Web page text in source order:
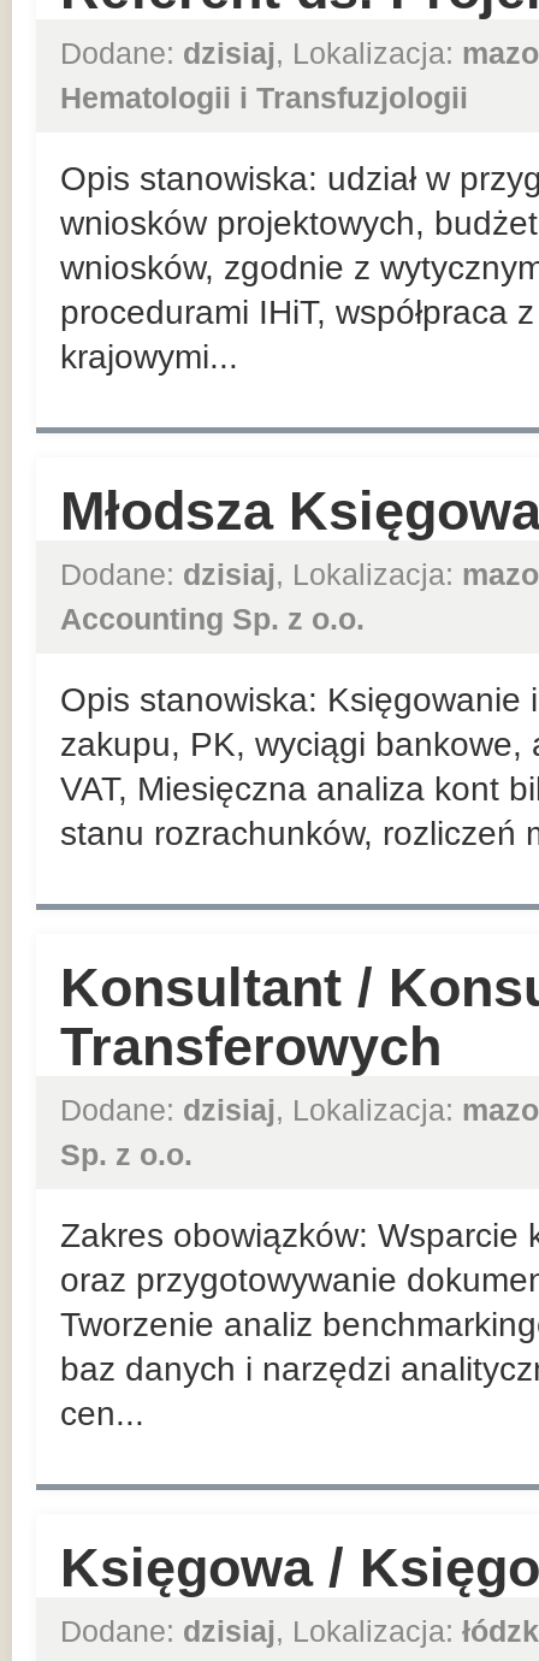
Dodane: dzisiaj, Lokalizacja:
Hematologii i Transfuzjologii
Opis stanowiska: udział w
wniosków projektowych,
wniosków, zgodnie z
procedurami IHiT, współpraca
krajowymi...
Młodsza
Dodane: dzisiaj, Lokalizacja:
Accounting Sp. z o.o.
Opis stanowiska: Księgowanie
zakupu, PK, wyciągi
VAT, Miesięczna analiza kont
stanu rozrachunków, rozliczeń
Konsultant /
Transferowych
Dodane: dzisiaj, Lokalizacja:
Sp. z o.o.
Zakres obowiązków: Wsparcie
oraz przygotowywanie
Tworzenie analiz
baz danych i narzędzi
cen...
Księgowa /
Dodane: dzisiaj, Lokalizacja: